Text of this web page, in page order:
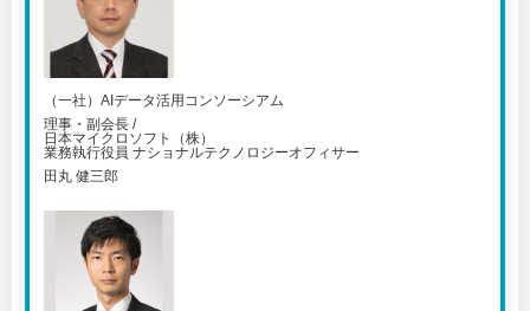
（一社）AIデータ活用コンソーシアム
理事・副会長 /
日本マイクロソフト（株）
業務執行役員 ナショナルテクノロジーオフィサー
田丸 健三郎